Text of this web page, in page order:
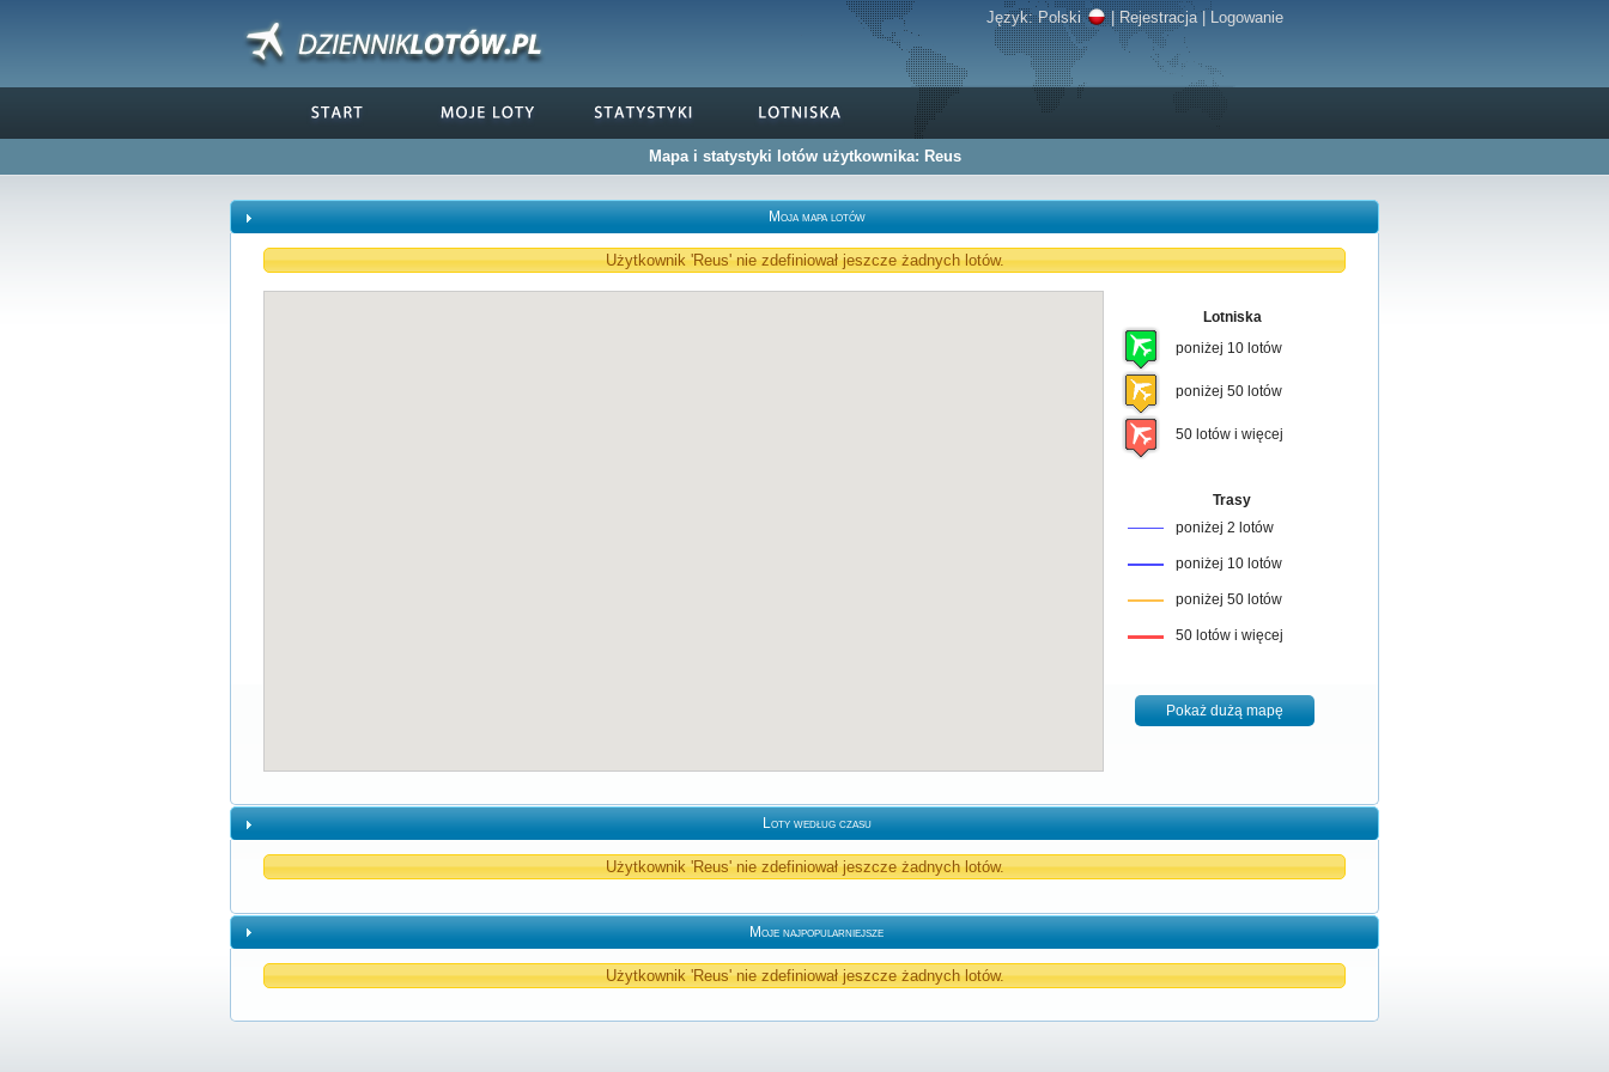
Język:Polski |Rejestracja| Logowanie
Mapa i statystyki lotów użytkownika: Reus
Moja mapa lotów
Użytkownik 'Reus' nie zdefiniował jeszcze żadnych lotów.
Lotniska
poniżej 10 lotów
poniżej 50 lotów
50 lotów i więcej
Trasy
poniżej 2 lotów
poniżej 10 lotów
poniżej 50 lotów
50 lotów i więcej
Pokaż dużą mapę
Loty według czasu
Użytkownik 'Reus' nie zdefiniował jeszcze żadnych lotów.
Moje najpopularniejsze
Użytkownik 'Reus' nie zdefiniował jeszcze żadnych lotów.